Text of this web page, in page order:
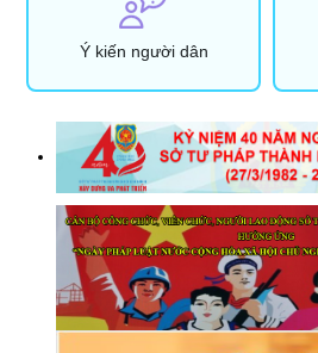
Ý kiến người dân